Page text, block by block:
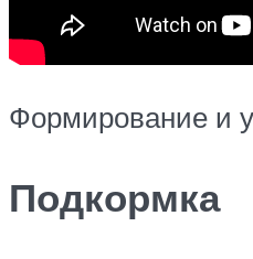
Формирование и
Подкормка